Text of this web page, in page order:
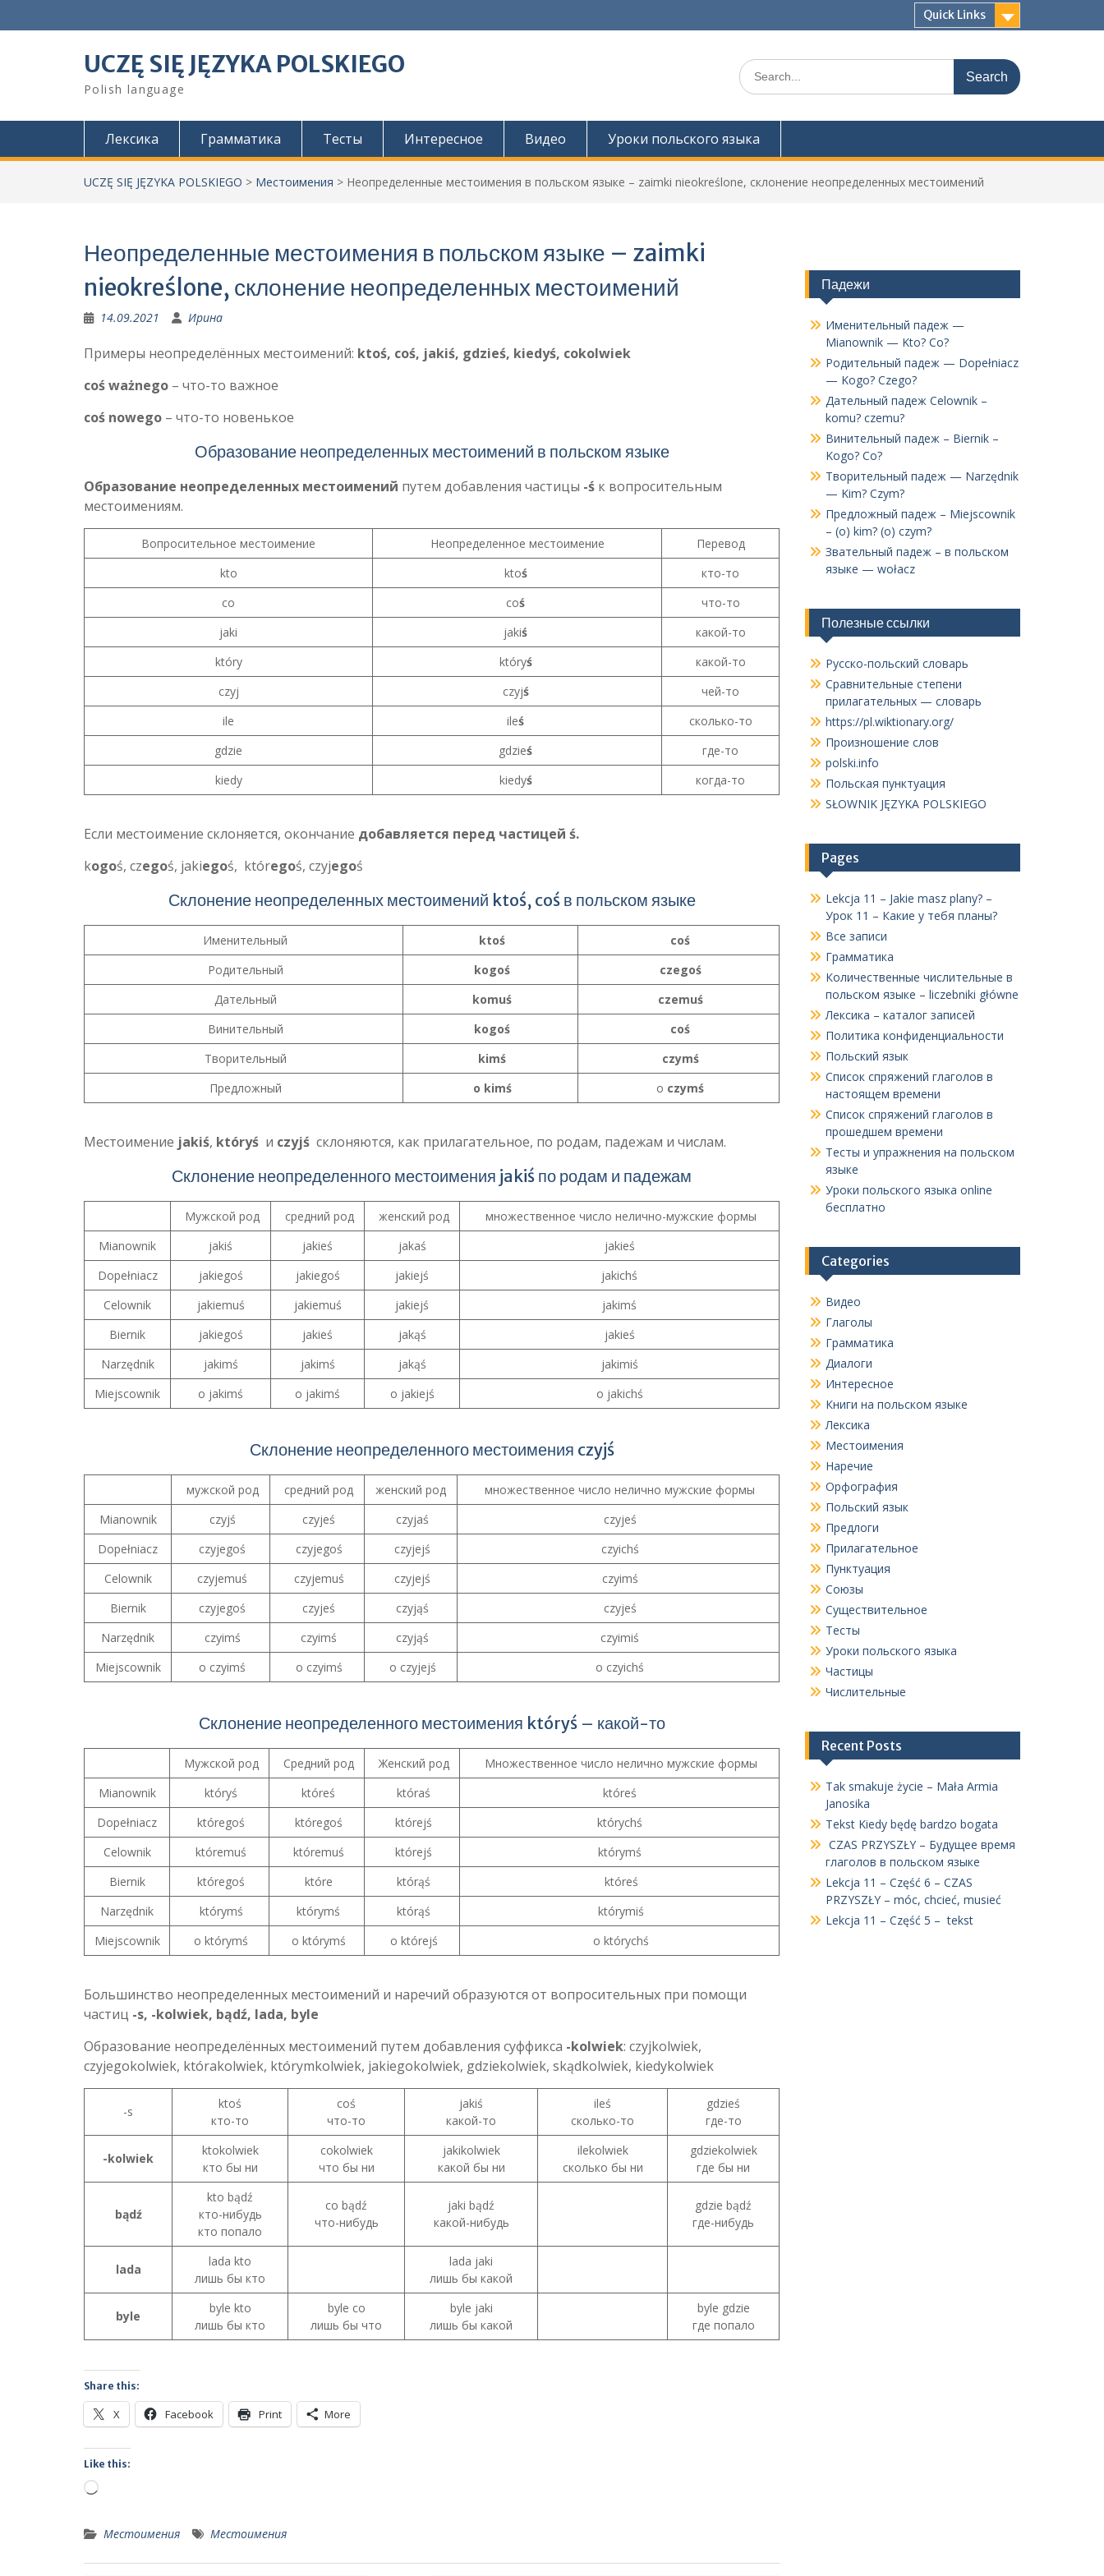
Quick Links
UCZĘ SIĘ JĘZYKA POLSKIEGO
Polish language
Search
for:
Лексика Грамматика Тесты Интересное Видео Уроки польского языка
UCZĘ SIĘ JĘZYKA POLSKIEGO > Местоимения > Неопределенные местоимения в польском языке – zaimki nieokreślone, склонение неопределенных местоимений
Неопределенные местоимения в польском языке – zaimki
nieokreślone, склонение неопределенных местоимений
14.09.2021 Ирина
Примеры неопределённых местоимений: ktoś, coś, jakiś, gdzieś, kiedyś, cokolwiek
coś ważnego – что-то важное
coś nowego – что-то новенькое
Образование неопределенных местоимений в польском языке
Образование неопределенных местоимений путем добавления частицы -ś к вопросительным
местоимениям.
Вопросительное местоимение Неопределенное местоимение
Перевод
kto
ktoś
кто-то
co
coś
что-то
jaki
jakiś
какой-то
który
któryś
какой-то
czyj
czyjś
чей-то
ile
ileś
сколько-то
gdzie
gdzieś
где-то
kiedy
kiedyś когда-то
Если местоимение склоняется, окончание добавляется перед частицей ś.
kogoś, czegoś, jakiegoś, któregoś, czyjegoś
Склонение неопределенных местоимений ktoś, coś в польском языке
Именительный ktoś
coś
Родительный
kogoś
czegoś
Дательный
komuś
czemuś
Винительный
kogoś
coś
Творительный
kimś
czymś
Предложный
o kimś o czymś
Местоимение jakiś, któryś и czyjś склоняются, как прилагательное, по родам, падежам и числам.
Склонение неопределенного местоимения jakiś по родам и падежам
Мужской род средний род женский род
множественное число нелично-мужские формы
Mianownik
jakiś jakieś jakaś
jakieś
Dopełniacz
jakiegoś jakiegoś jakiejś
jakichś
Celownik
jakiemuś jakiemuś jakiejś
jakimś
Biernik
jakiegoś jakieś jakąś
jakieś
Narzędnik
jakimś jakimś jakąś
jakimiś
Miejscownik
o jakimś o jakimś o jakiejś o jakichś
Склонение неопределенного местоимения czyjś
мужской род средний род женский род
множественное число нелично мужские формы
Mianownik
czyjś czyjeś czyjaś
czyjeś
Dopełniacz
czyjegoś czyjegoś czyjejś
czyichś
Celownik
czyjemuś czyjemuś czyjejś
czyimś
Biernik
czyjegoś czyjeś czyjąś
czyjeś
Narzędnik
czyimś czyimś czyjąś
czyimiś
Miejscownik
o czyimś o czyimś o czyjejś o czyichś
Склонение неопределенного местоимения któryś – какой-то
Мужской род Средний род Женский род
Множественное число нелично мужские формы
Mianownik
któryś któreś któraś
któreś
Dopełniacz
któregoś któregoś którejś
którychś
Celownik
któremuś któremuś którejś
którymś
Biernik
któregoś które którąś
któreś
Narzędnik
którymś którymś którąś
którymiś
Miejscownik
o którymś o którymś o którejś o którychś
Большинство неопределенных местоимений и наречий образуются от вопросительных при помощи
частиц -s, -kolwiek, bądź, lada, byle
Образование неопределённых местоимений путем добавления суффикса -kolwiek: czyjkolwiek,
czyjegokolwiek, którakolwiek, którymkolwiek, jakiegokolwiek, gdziekolwiek, skądkolwiek, kiedykolwiek
-s
ktoś
кто-то
coś
что-то
jakiś
какой-то
ileś
сколько-то
gdzieś
где-то
-kolwiek
ktokolwiek
кто бы ни
cokolwiek
что бы ни
jakikolwiek
какой бы ни
ilekolwiek
сколько бы ни
gdziekolwiek
где бы ни
bądź
kto bądź
кто-нибудь
кто попало
co bądź
что-нибудь
jaki bądź
какой-нибудь
gdzie bądź
где-нибудь
lada
lada kto
лишь бы кто
lada jaki
лишь бы какой
byle
byle kto
лишь бы кто
byle co
лишь бы что
byle jaki
лишь бы какой
byle gdzie
где попало
Share this:
X Facebook Print More
Like this:
Loading…
Местоимения Местоимения
Падежи
Именительный падеж —
Mianownik — Kto? Co?
Родительный падеж — Dopełniacz
— Kogo? Czego?
Дательный падеж Celownik –
komu? czemu?
Винительный падеж – Biernik –
Kogo? Co?
Творительный падеж — Narzędnik
— Kim? Czym?
Предложный падеж – Miejscownik
– (o) kim? (o) czym?
Звательный падеж – в польском
языке — wołacz
Полезные ссылки
Русско-польский словарь
Сравнительные степени
прилагательных — словарь
https://pl.wiktionary.org/
Произношение слов
polski.info
Польская пунктуация
SŁOWNIK JĘZYKA POLSKIEGO
Pages
Lekcja 11 – Jakie masz plany? –
Урок 11 – Какие у тебя планы?
Все записи
Грамматика
Количественные числительные в
польском языке – liczebniki główne
Лексика – каталог записей
Политика конфиденциальности
Польский язык
Список спряжений глаголов в
настоящем времени
Список спряжений глаголов в
прошедшем времени
Тесты и упражнения на польском
языке
Уроки польского языка online
бесплатно
Categories
Видео
Глаголы
Грамматика
Диалоги
Интересное
Книги на польском языке
Лексика
Местоимения
Наречие
Орфография
Польский язык
Предлоги
Прилагательное
Пунктуация
Союзы
Существительное
Тесты
Уроки польского языка
Частицы
Числительные
Recent Posts
Tak smakuje życie – Mała Armia
Janosika
Tekst Kiedy będę bardzo bogata
CZAS PRZYSZŁY – Будущее время
глаголов в польском языке
Lekcja 11 – Część 6 – CZAS
PRZYSZŁY – móc, chcieć, musieć
Lekcja 11 – Część 5 – tekst